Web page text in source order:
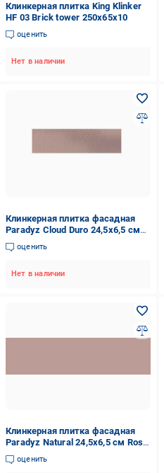
Клинкерная плитка King Klinker
HF 03 Brick tower 250х65х10
оценить
Нет в наличии
Клинкерная плитка фасадная
Paradyz Cloud Duro 24,5x6,5 см
Rosa (2261)
оценить
Нет в наличии
Клинкерная плитка фасадная
Paradyz Natural 24,5x6,5 см Rosa
(6879)
оценить